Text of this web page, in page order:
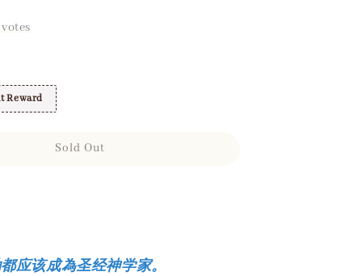
Reward
Sold Out
应该成為圣经神学家。